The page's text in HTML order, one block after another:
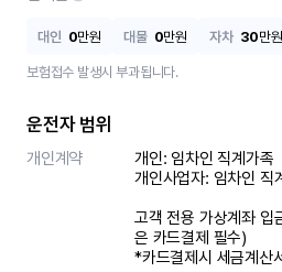
대인 0만원 대물 0만원 자차 30만원
보험접수 발생시 부과됩니다.
운전자 범위
개인계약
개인: 임차인 직계가족
개인사업자: 임차인 직
고객 전용 가상계좌 입
은 카드결제 필수)
*카드결제시 세금계산